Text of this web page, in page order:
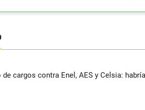
cargos contra Enel, AES y Celsia: